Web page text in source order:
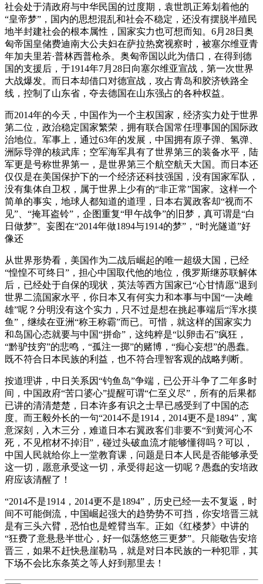
社会处于清政府与中华民国的过度期，袁世凯正筹划着他的
“皇帝梦”，国内的思想混乱和社会不稳定，还没有摆脱半殖民
地半封建社会的根本属性，国家实力也可想而知。6月28日奥
匈帝国皇储费迪南大公夫妇在萨拉热窝视察时，被塞尔维亚青
年加夫里若·普林西普枪杀。奥匈帝国以此为借口，在得到德
国的支援后，于1914年7月28日向塞尔维亚宣战，第一次世界
大战爆发。而日本却借口对德宣战，攻占青岛和胶济铁路全
线，控制了山东省，夺去德国在山东强占的各种权益。
而2014年的今天，中国作为一个主权国家，经济实力处于世界
第二位，政治稳定国家繁荣，拥有联合国常任理事国的国际政
治地位。军事上，通过63年的发展，中国拥有原子弹、氢弹、
洲际导弹的核武库；空军海军具有了世界第三的装备水平，陆
军更是号称世界第一，是世界第三个航空航天大国。而日本还
仅仅是在美国保护下的一个经济还科技强国，没有国家军队，
没有集体自卫权，属于世界上少有的“非正常”国家。这样一个
简单的事实，地球人都知道的道理，日本右翼政客却“视而不
见”、“掩耳盗铃”，企图重复“甲午战争”的旧梦，真可谓是“白
日做梦”。妄图在“2014年做1894与1914的梦”，“时光隧道”好
像还
从世界形势看，美国作为二战后崛起的唯一超级大国，已经
“惶惶不可终日”，担心中国取代他的地位，俄罗斯继苏联解体
后，已经处于自保的现状，英法等西方国家已“心甘情愿”退到
世界二流国家水平，你日本又有何实力和本事与中国“一决雌
雄”呢？分明没有这个实力，只不过是想在挑起事端后“浑水摸
鱼”，继续在亚洲“称王称霸”而已。可惜，就这样的国家实力
和岛国心态就要与中国“拼命”，这纯粹是“以卵击石”疯狂，
“黔驴技穷”的悲鸣，“孤注一掷”的赌博，“痴心妄想”的愚蠢。
既不符合日本民族的利益，也不符合理智客观的战略判断。
按道理讲，中日关系因“钓鱼岛”争端，已公开斗争了二年多时
间，中国政府“苦口婆心”提醒可谓“仁至义尽”，所有的后果都
已讲的清清楚楚，日本许多有识之士早已感受到了中国的态
度。而王毅外长的一句“2014不是1914，2014更不是1894”，寓
意深刻，入木三分，难道日本右翼政客们非要不“到黄河心不
死，不见棺材不掉泪”，碰过头破血流才能够懂得吗？可以，
中国人民就给你上一堂教育课，问题是日本人民是否能够承受
这一切，愿意承受这一切，承受得起这一切呢？愚蠢的安培政
府应该清醒了！
“2014不是1914，2014更不是1894”，历史已经一去不复返，时
间不可能倒流，中国崛起强大的趋势势不可挡，你安培晋三就
是有三头六臂，恐怕也是螳臂当车。正如《红楼梦》中讲的
“狂费了意悬悬半世心，好一似荡悠悠三更梦”。只能敬告安培
晋三，如果不赶快悬崖勒马，就是对日本民族的一种犯罪，其
下场不会比东条英之等人好到那里去！